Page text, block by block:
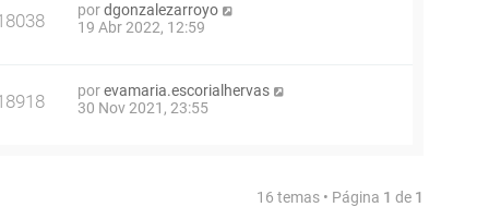
pordgonzalezarroyo
19 Abr 2022, 12:59
porevamaria.escorialhervas
30 Nov 2021, 23:55
16 temas • Página 1 de 1